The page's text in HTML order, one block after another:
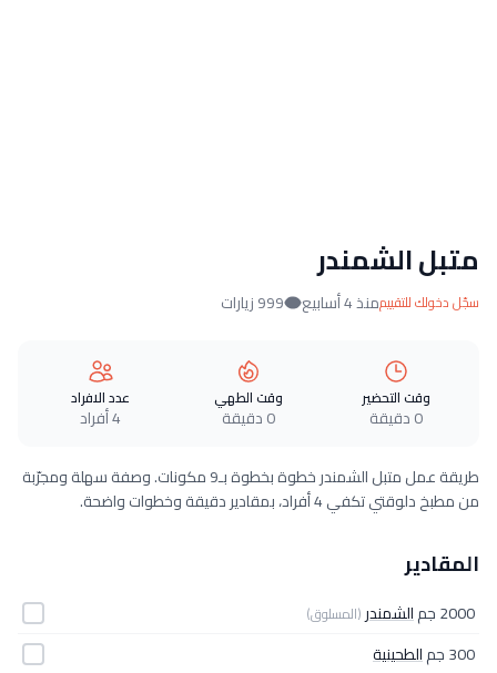
متبل الشمندر
سجّل دخولك للتقييممنذ 4 أسابيع 999 زيارات
وقت التحضير
0 دقيقة
وقت الطهي
0 دقيقة
عدد الافراد
4 أفراد
طريقة عمل متبل الشمندر خطوة بخطوة بـ9 مكونات. وصفة سهلة ومجرّبة
من مطبخ دلوقتي تكفي 4 أفراد، بمقادير دقيقة وخطوات واضحة.
المقادير
2000 جم الشمندر (المسلوق)
300 جم
الطحينية